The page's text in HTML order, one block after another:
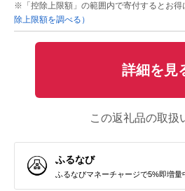
※「控除上限額」の範囲内で寄付するとお得
除上限額を調べる）
詳細を見
この返礼品の取扱
ふるなび
ふるなびマネーチャージで5%即増量